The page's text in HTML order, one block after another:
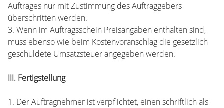
Auftrages nur mit Zustimmung des Auftraggebers
überschritten werden.
3. Wenn im Auftragsschein Preisangaben enthalten sind,
muss ebenso wie beim Kostenvoranschlag die gesetzlich
geschuldete Umsatzsteuer angegeben werden.
III. Fertigstellung
1. Der Auftragnehmer ist verpflichtet, einen schriftlich als